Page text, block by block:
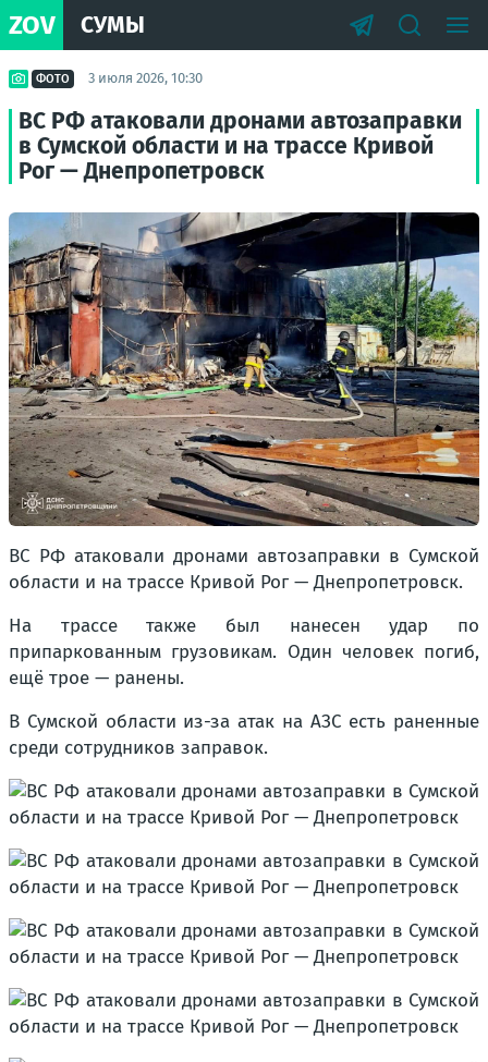
ZOV СУМЫ
ФОТО 3 июля 2026, 10:30
ВС РФ атаковали дронами автозаправки
в Сумской области и на трассе Кривой
Рог — Днепропетровск
ВС РФ атаковали дронами автозаправки в Сумской
области и на трассе Кривой Рог — Днепропетровск.
На трассе также был нанесен удар по
припаркованным грузовикам. Один человек погиб,
ещё трое — ранены.
В Сумской области из-за атак на АЗС есть раненные
среди сотрудников заправок.